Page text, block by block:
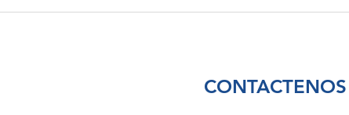
CONTACTENOS